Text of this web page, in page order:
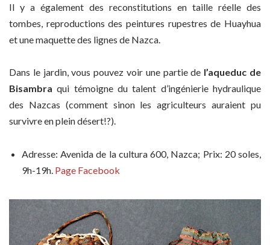
Il y a également des reconstitutions en taille réelle des
tombes, reproductions des peintures rupestres de Huayhua
et une maquette des lignes de Nazca.
Dans le jardin, vous pouvez voir une partie de l’aqueduc de
Bisambra qui témoigne du talent d’ingénierie hydraulique
des Nazcas (comment sinon les agriculteurs auraient pu
survivre en plein désert!?).
Adresse: Avenida de la cultura 600, Nazca; Prix: 20 soles,
9h-19h. Page Facebook